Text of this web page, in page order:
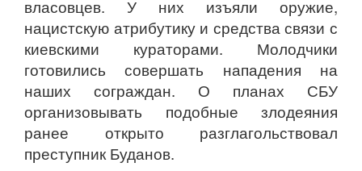
власовцев. У них изъяли оружие,
нацистскую атрибутику и средства связи с
киевскими кураторами. Молодчики
готовились совершать нападения на
наших сограждан. О планах СБУ
организовывать подобные злодеяния
ранее открыто разглагольствовал
преступник Буданов.